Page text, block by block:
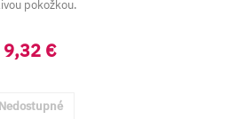
pokožkou.
9,32 €
Nedostupné